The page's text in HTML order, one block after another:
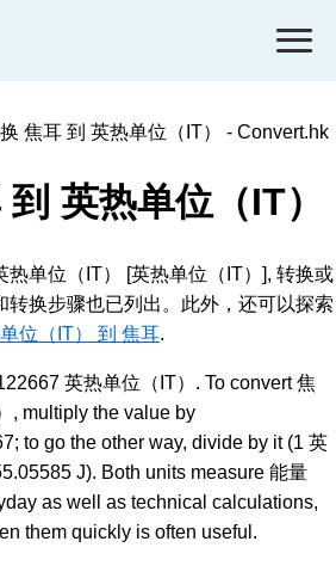
焦耳 到 英热单位（IT） - Convert.hk
英热单位（IT）
热单位（IT） [英热单位（IT）], 转换或
转换步骤也已列出。此外，还可以探索
位（IT） 到 焦耳.
英热单位（IT）. To convert 焦
, multiply the value by
to go the other way, divide by it (1 英
J). Both units measure 能量
as well as technical calculations,
them quickly is often useful.